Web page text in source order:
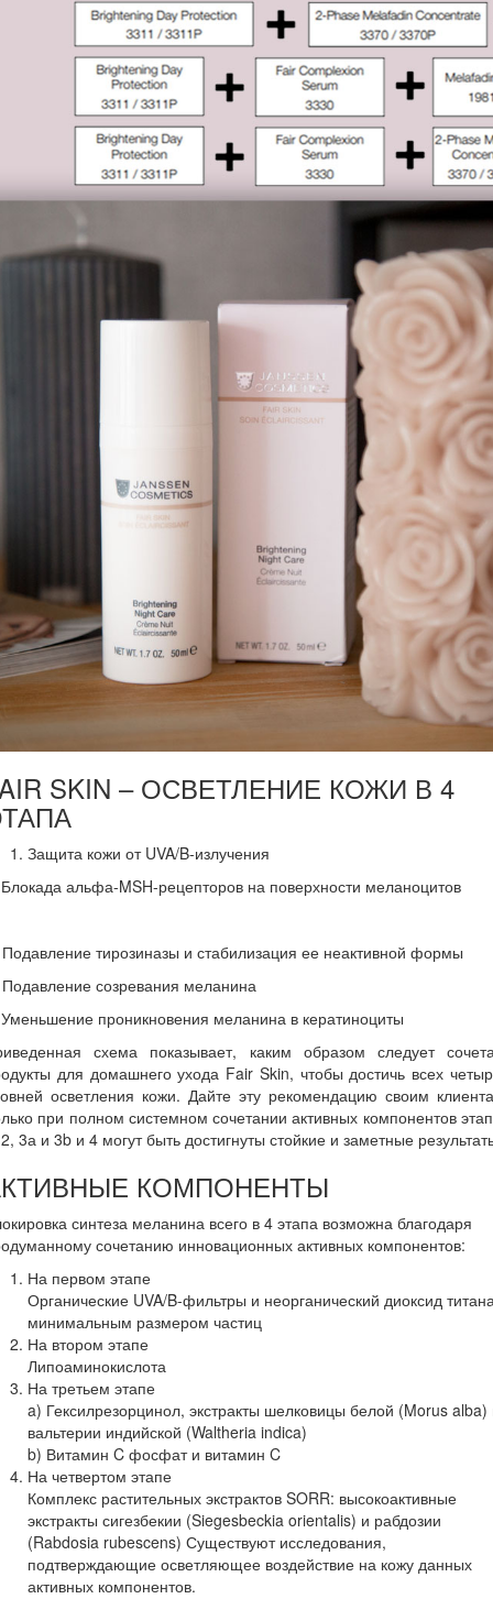
SKIN – ОСВЕТЛЕНИЕ КОЖИ В 4
Защита кожи от UVA/B-излучения
альфа-MSH-рецепторов на поверхности меланоцитов
тирозиназы и стабилизация ее неактивной формы
созревания меланина
проникновения меланина в кератиноциты
схема показывает, каким образом следует
для домашнего ухода Fair Skin, чтобы достичь всех
осветления кожи. Дайте эту рекомендацию своим
при полном системном сочетании активных компонентов
3а и 3b и 4 могут быть достигнуты стойкие и заметные
КОМПОНЕНТЫ
синтеза меланина всего в 4 этапа возможна благодаря
сочетанию инновационных активных компонентов:
На первом этапе
Органические UVA/B-фильтры и неорганический диоксид
минимальным размером частиц
На втором этапе
Липоаминокислота
На третьем этапе
a) Гексилрезорцинол, экстракты шелковицы белой (Morus alba)
вальтерии индийской (Waltheria indica)
b) Витамин C фосфат и витамин C
На четвертом этапе
Комплекс растительных экстрактов SORR: высокоактивные
экстракты сигезбекии (Siegesbeckia orientalis) и рабдозии
(Rabdosia rubescens) Существуют исследования,
подтверждающие осветляющее воздействие на кожу данных
активных компонентов.